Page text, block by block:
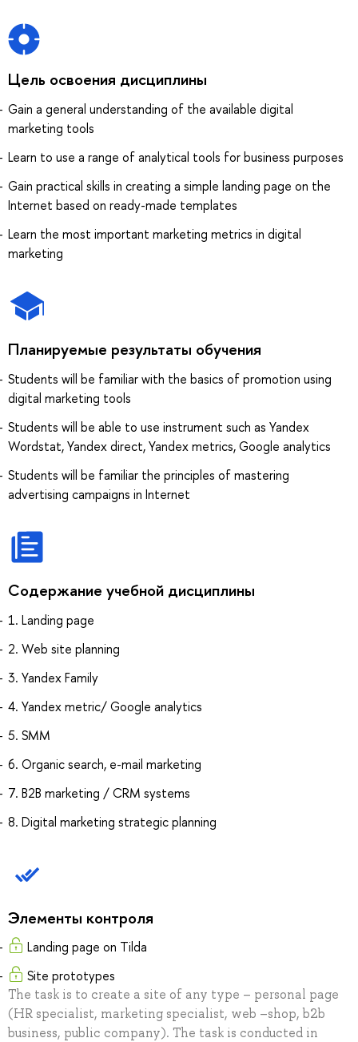
Цель освоения дисциплины
Gain a general understanding of the available digital
marketing tools
Learn to use a range of analytical tools for business purposes
Gain practical skills in creating a simple landing page on the
Internet based on ready-made templates
Learn the most important marketing metrics in digital
marketing
Планируемые результаты обучения
Students will be familiar with the basics of promotion using
digital marketing tools
Students will be able to use instrument such as Yandex
Wordstat, Yandex direct, Yandex metrics, Google analytics
Students will be familiar the principles of mastering
advertising campaigns in Internet
Содержание учебной дисциплины
1. Landing page
2. Web site planning
3. Yandex Family
4. Yandex metric/ Google analytics
5. SMM
6. Organic search, e-mail marketing
7. B2B marketing / CRM systems
8. Digital marketing strategic planning
Элементы контроля
Landing page on Tilda
Site prototypes
The task is to create a site of any type – personal page
(HR specialist, marketing specialist, web –shop, b2b
business, public company). The task is conducted in